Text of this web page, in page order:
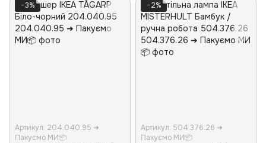
−3%
Артикул: 204.040.95 ➜
Пакуємо МИ📦
−2%
Артикул: 504.376.26 ➜
Пакуємо МИ📦